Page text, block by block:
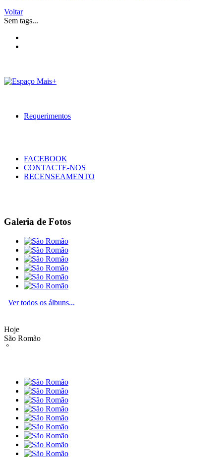
Voltar
Sem tags...
Requerimentos
FACEBOOK
CONTACTE-NOS
RECENSEAMENTO
Galeria de Fotos
Ver todos os álbuns...
Hoje
São Romão
°